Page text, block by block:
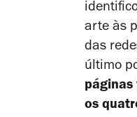
arte às
das
último
páginas
os